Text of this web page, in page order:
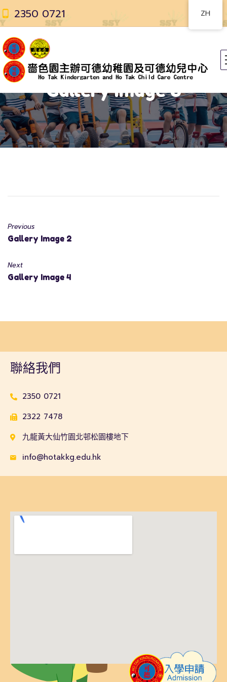
2350 0721
Gallery Image 3
Previous
Gallery Image 2
Next
Gallery Image 4
聯絡我們
2350 0721
2322 7478
九龍黃大仙竹園北邨松園樓地下
info@hotakkg.edu.hk
ZH